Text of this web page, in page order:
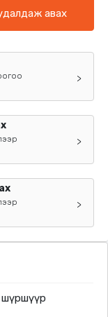
авах
>
>
>
шүршүүр